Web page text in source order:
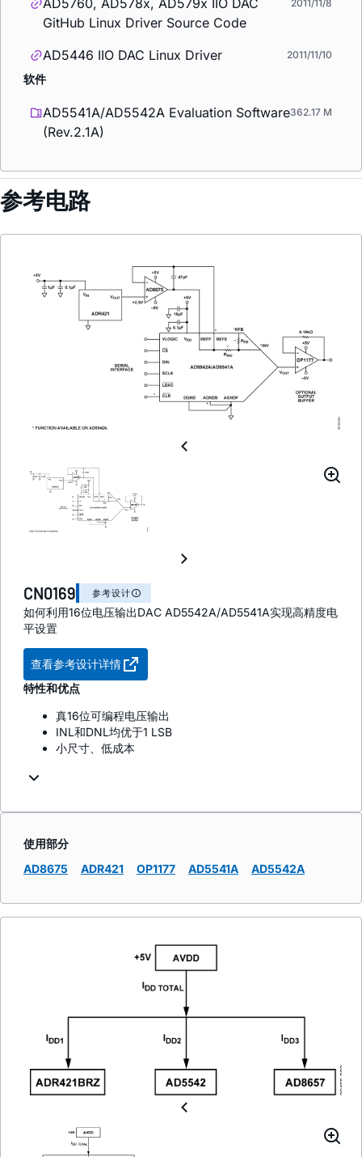
GitHub Linux Driver Source Code
2011/11/8
AD5446 IIO DAC Linux Driver 2011/11/10
软件
AD5541A/AD5542A Evaluation Software
(Rev.2.1A)
362.17 M
参考电路
CN0169 参考设计
如何利用16位电压输出DAC AD5542A/AD5541A实现高精度电
平设置
查看参考设计详情
特性和优点
真16位可编程电压输出
INL和DNL均优于1 LSB
小尺寸、低成本
使用部分
AD8675
ADR421 OP1177 AD5541A AD5542A